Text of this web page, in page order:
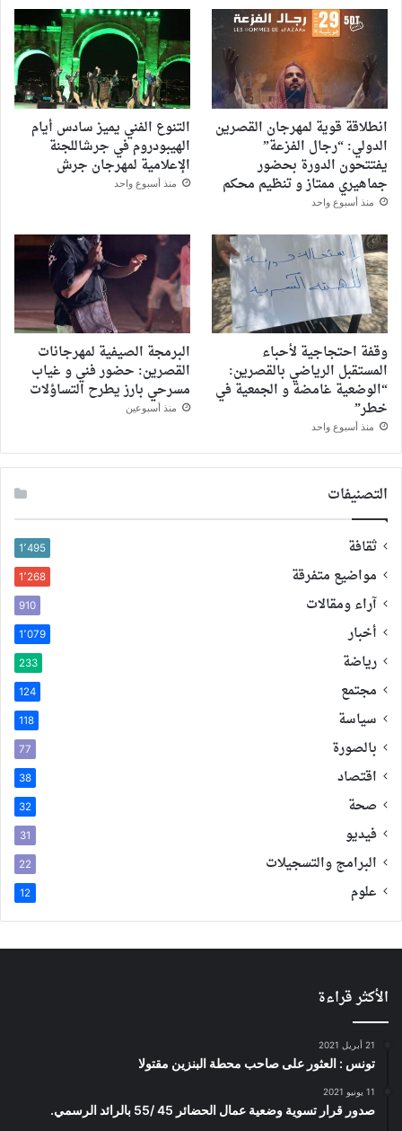
انطلاقة قوية لمهرجان القصرين
الدولي: “رجال الفزعة”
يفتتحون الدورة بحضور
جماهيري ممتاز و تنظيم محكم
منذ أسبوع واحد
التنوع الفني يميز سادس أيام
الهيبودروم في جرشاللجنة
الإعلامية لمهرجان جرش
منذ أسبوع واحد
وقفة احتجاجية لأحباء
المستقبل الرياضي بالقصرين:
“الوضعية غامضة و الجمعية في
خطر”
منذ أسبوع واحد
البرمجة الصيفية لمهرجانات
القصرين: حضور فني و غياب
مسرحي بارز يطرح التساؤلات
منذ أسبوعين
التصنيفات
ثقافة 1٬495
مواضيع متفرقة 1٬268
آراء ومقالات 910
أخبار 1٬079
رياضة 233
مجتمع 124
سياسة 118
بالصورة 77
اقتصاد 38
صحة 32
فيديو 31
البرامج والتسجيلات 22
علوم 12
الأكثر قراءة
21 أبريل 2021
تونس : العثور على صاحب محطة البنزين مقتولا
11 يونيو 2021
صدور قرار تسوية وضعية عمال الحضائر 45 /55 بالرائد الرسمي.